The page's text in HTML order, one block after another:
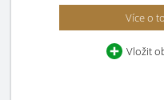
Více o
Vložit